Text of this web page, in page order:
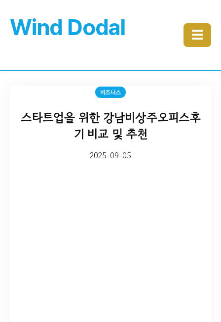
Wind Dodal ☰
비즈니스
스타트업을 위한 강남비상주오피스후
기 비교 및 추천
2025-09-05